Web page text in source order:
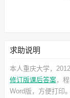
求助说明
本人重庆大学，
修订版课后答案，
Word版，方便打印